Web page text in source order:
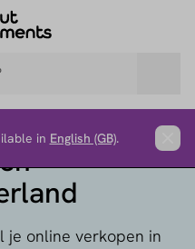
in English (GB).
je online verkopen in